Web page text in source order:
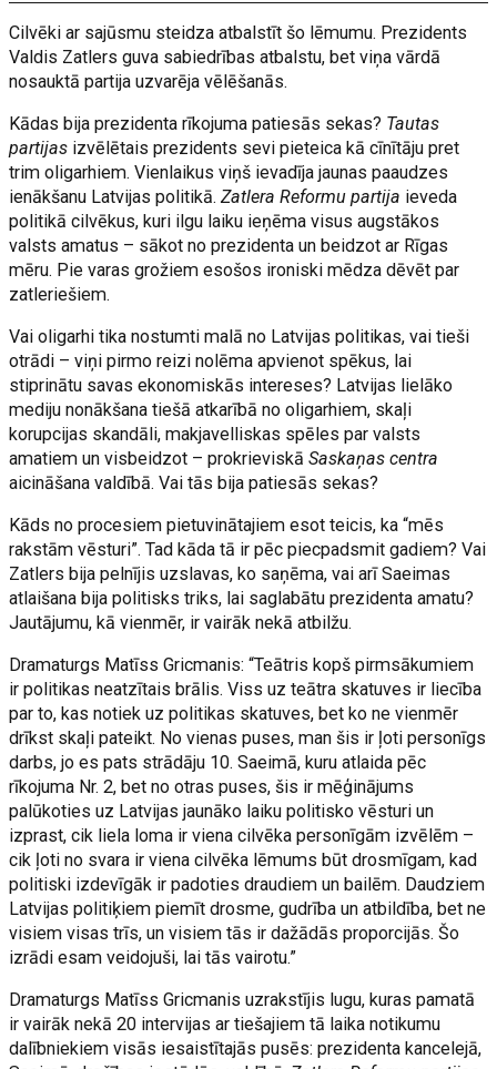
Cilvēki ar sajūsmu steidza atbalstīt šo lēmumu. Prezidents
Valdis Zatlers guva sabiedrības atbalstu, bet viņa vārdā
nosauktā partija uzvarēja vēlēšanās.
Kādas bija prezidenta rīkojuma patiesās sekas? Tautas
partijas izvēlētais prezidents sevi pieteica kā cīnītāju pret
trim oligarhiem. Vienlaikus viņš ievadīja jaunas paaudzes
ienākšanu Latvijas politikā.Zatlera Reformu partija ieveda
politikā cilvēkus, kuri ilgu laiku ieņēma visus augstākos
valsts amatus – sākot no prezidenta un beidzot ar Rīgas
mēru. Pie varas grožiem esošos ironiski mēdza dēvēt par
zatleriešiem.
Vai oligarhi tika nostumti malā no Latvijas politikas, vai tieši
otrādi – viņi pirmo reizi nolēma apvienot spēkus, lai
stiprinātu savas ekonomiskās intereses? Latvijas lielāko
mediju nonākšana tiešā atkarībā no oligarhiem, skaļi
korupcijas skandāli, makjavelliskas spēles par valsts
amatiem un visbeidzot – prokrieviskāSaskaņas centra
aicināšana valdībā. Vai tās bija patiesās sekas?
Kāds no procesiem pietuvinātajiem esot teicis, ka “mēs
rakstām vēsturi”. Tad kāda tā ir pēc piecpadsmit gadiem? Vai
Zatlers bija pelnījis uzslavas, ko saņēma, vai arī Saeimas
atlaišana bija politisks triks, lai saglabātu prezidenta amatu?
Jautājumu, kā vienmēr, ir vairāk nekā atbilžu.
Dramaturgs Matīss Gricmanis: “Teātris kopš pirmsākumiem
ir politikas neatzītais brālis. Viss uz teātra skatuves ir liecība
par to, kas notiek uz politikas skatuves, bet ko ne vienmēr
drīkst skaļi pateikt. No vienas puses, man šis ir ļoti personīgs
darbs, jo es pats strādāju 10. Saeimā, kuru atlaida pēc
rīkojuma Nr. 2, bet no otras puses, šis ir mēģinājums
palūkoties uz Latvijas jaunāko laiku politisko vēsturi un
izprast, cik liela loma ir viena cilvēka personīgām izvēlēm –
cik ļoti no svara ir viena cilvēka lēmums būt drosmīgam, kad
politiski izdevīgāk ir padoties draudiem un bailēm. Daudziem
Latvijas politiķiem piemīt drosme, gudrība un atbildība, bet ne
visiem visas trīs, un visiem tās ir dažādās proporcijās. Šo
izrādi esam veidojuši, lai tās vairotu.”
Dramaturgs Matīss Gricmanis uzrakstījis lugu, kuras pamatā
ir vairāk nekā 20 intervijas ar tiešajiem tā laika notikumu
dalībniekiem visās iesaistītajās pusēs: prezidenta kancelejā,